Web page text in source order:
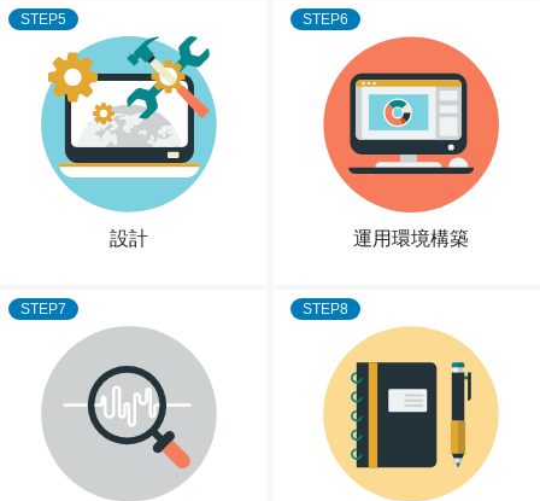
STEP5
設計
STEP6
運用環境構築
STEP7 STEP8